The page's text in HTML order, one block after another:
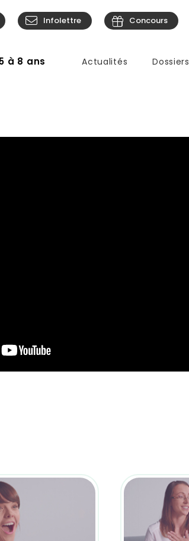
5 à 8 ans Actualités Dossiers
Infolettre Concours